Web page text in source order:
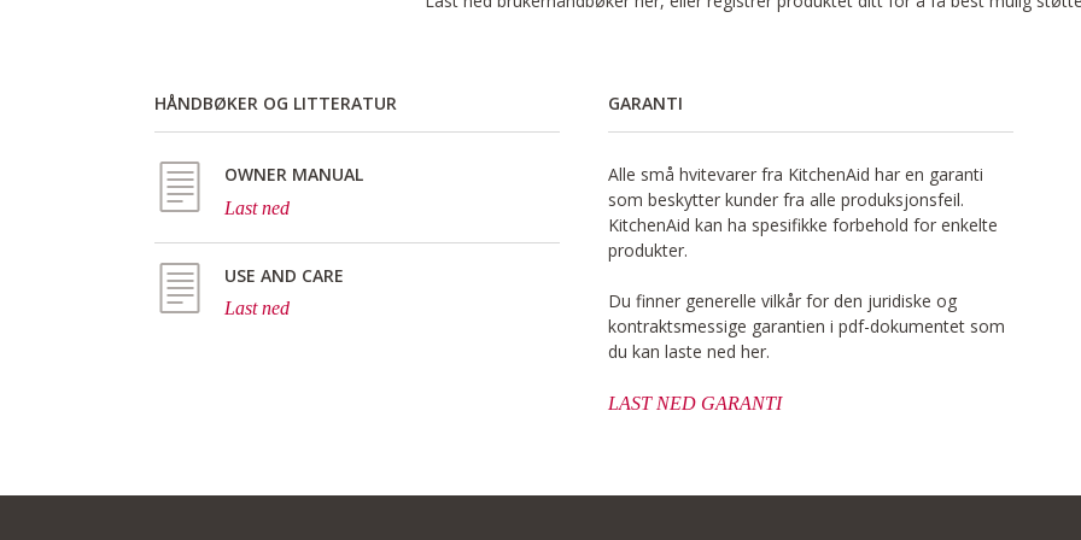
HÅNDBØKER OG LITTERATUR
OWNER MANUAL
Last ned
USE AND CARE
Last ned
GARANTI
Alle små hvitevarer fra KitchenAid har en garanti
som beskytter kunder fra alle produksjonsfeil.
KitchenAid kan ha spesifikke forbehold for enkelte
produkter.
Du finner generelle vilkår for den juridiske og
kontraktsmessige garantien i pdf-dokumentet som
du kan laste ned her.
LAST NED GARANTI